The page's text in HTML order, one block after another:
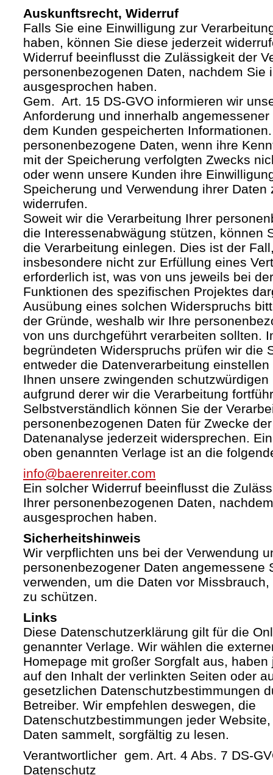
Auskunftsrecht, Widerruf
Falls Sie eine Einwilligung zur
haben, können Sie diese jederzeit
Widerruf beeinflusst die Zulässigkeit der
personenbezogenen Daten, nachdem Sie
ausgesprochen haben.
Gem. Art. 15 DS-GVO informieren wir
Anforderung und innerhalb
dem Kunden gespeicherten
personenbezogene Daten, wenn ihre
mit der Speicherung verfolgten Zwecks
oder wenn unsere Kunden ihre
Speicherung und Verwendung ihrer Daten
widerrufen.
Soweit wir die Verarbeitung Ihrer
die Interessenabwägung stützen, können
die Verarbeitung einlegen. Dies ist der
insbesondere nicht zur Erfüllung eines
erforderlich ist, was von uns jeweils bei
Funktionen des spezifischen Projektes
Ausübung eines solchen Widerspruchs
der Gründe, weshalb wir Ihre
von uns durchgeführt verarbeiten sollten.
begründeten Widerspruchs prüfen wir die
entweder die Datenverarbeitung
Ihnen unsere zwingenden
aufgrund derer wir die Verarbeitung
Selbstverständlich können Sie der
personenbezogenen Daten für Zwecke
Datenanalyse jederzeit widersprechen.
oben genannten Verlage ist an die
info@baerenreiter.com
Ein solcher Widerruf beeinflusst die
Ihrer personenbezogenen Daten,
ausgesprochen haben.
Sicherheitshinweis
Wir verpflichten uns bei der Verwendung
personenbezogener Daten angemessene
verwenden, um die Daten vor
zu schützen.
Links
Diese Datenschutzerklärung gilt für die
genannter Verlage. Wir wählen die
Homepage mit großer Sorgfalt aus,
auf den Inhalt der verlinkten Seiten oder
gesetzlichen Datenschutzbestimmungen
Betreiber. Wir empfehlen deswegen, die
Datenschutzbestimmungen jeder
Daten sammelt, sorgfältig zu lesen.
Verantwortlicher gem. Art. 4 Abs. 7 DS-
Datenschutz